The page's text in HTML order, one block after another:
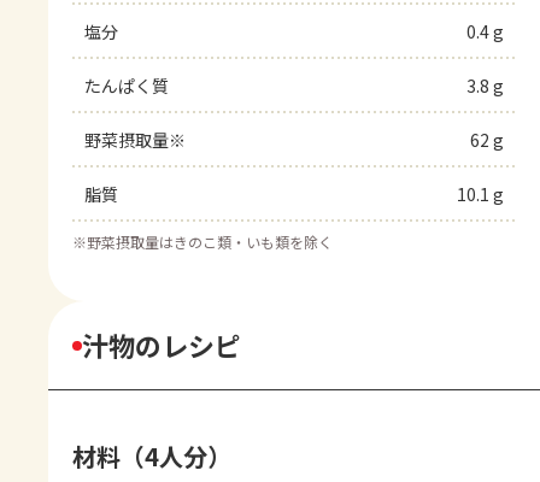
塩分 0.4 g
たんぱく質 3.8 g
野菜摂取量※ 62 g
脂質 10.1 g
※野菜摂取量はきのこ類・いも類を除く
汁物のレシピ
材料（4人分）